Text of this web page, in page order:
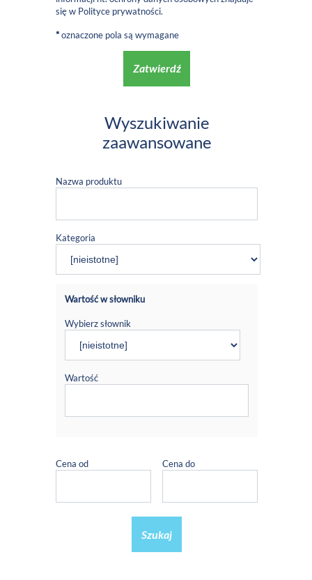
się w Polityce prywatności.
*oznaczone pola są wymagane
Zatwierdź
Wyszukiwanie
zaawansowane
Nazwa produktu
Kategoria
Wartość w słowniku
Wybierz słownik
Wartość
Cena od Cena do
Szukaj